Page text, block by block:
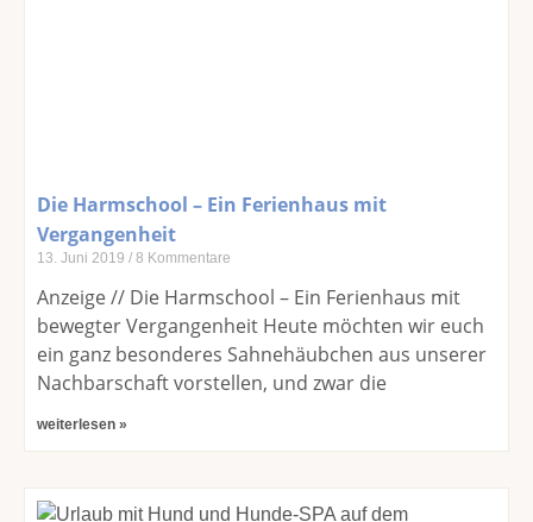
Die Harmschool – Ein Ferienhaus mit
Vergangenheit
13. Juni 2019 8 Kommentare
Anzeige // Die Harmschool – Ein Ferienhaus mit
bewegter Vergangenheit Heute möchten wir euch
ein ganz besonderes Sahnehäubchen aus unserer
Nachbarschaft vorstellen, und zwar die
weiterlesen »